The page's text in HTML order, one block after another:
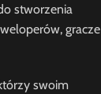
stworzenia
gracze
swoim